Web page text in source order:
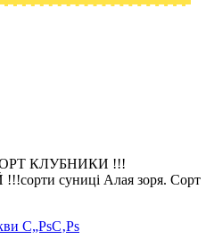
КЛУБНИКИ !!!
суниці Алая зоря. Сорт